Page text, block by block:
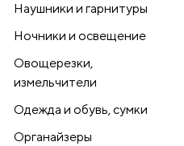
Наушники и гарнитуры
Ночники и освещение
Овощерезки,
измельчители
Одежда и обувь, сумки
Органайзеры